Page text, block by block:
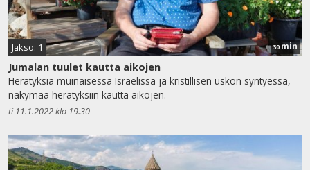
Jakso: 1 30min
Jumalan tuulet kautta aikojen
Herätyksiä muinaisessa Israelissa ja kristillisen uskon syntyessä,
näkymää herätyksiin kautta aikojen.
ti 11.1.2022 klo 19.30